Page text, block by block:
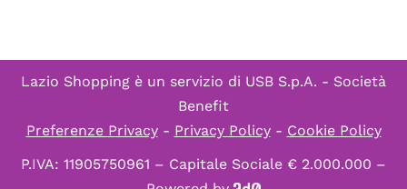
Lazio Shopping è un servizio di USB S.p.A. - Società
Benefit
Preferenze Privacy- Privacy Policy- Cookie Policy
P.IVA: 11905750961 – Capitale Sociale € 2.000.000 –